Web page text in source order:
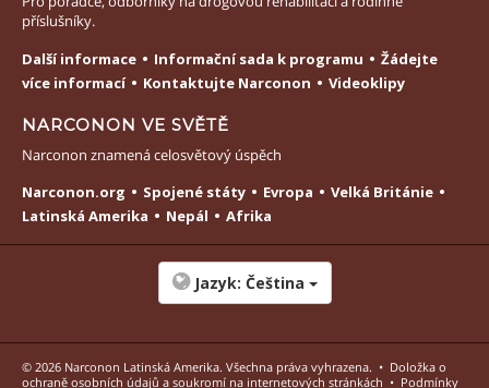
příslušníky.
Další informace
Informační sada k programu
Žádejte
více informací
Kontaktujte Narconon Videoklipy
NARCONON VE SVĚTĚ
Narconon znamená celosvětový úspěch
Narconon.org
Spojené státy Evropa
Velká Británie
Latinská Amerika
Nepál Afrika
Jazyk: Čeština
© 2026 Narconon Latinská Amerika. Všechna práva vyhrazena. • Doložka o
ochraně osobních údajů a soukromí na internetových stránkách • Podmínky